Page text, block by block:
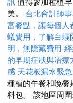
訊 值得參加種植
美。 台北會計師
富餐點，讓每個人
蟻費用，了解白蟻
明，無隱藏費用
的早期症狀與治療
感 天花板漏水緊
種植的午餐和晚餐
料包。 該地區周